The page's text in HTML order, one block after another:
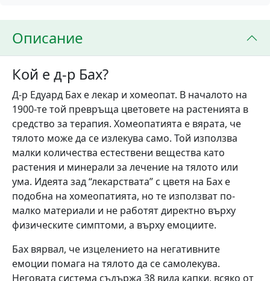
Описание
Кой е д-р Бах?
Д-р Едуард Бах е лекар и хомеопат. В началото на
1900-те той превръща цветовете на растенията в
средство за терапия. Хомеопатията е вярата, че
тялото може да се излекува само. Той използва
малки количества естествени вещества като
растения и минерали за лечение на тялото или
ума. Идеята зад “лекарствата” с цветя на Бах е
подобна на хомеопатията, но те използват по-
малко материали и не работят директно върху
физическите симптоми, а върху емоциите.
Бах вярвал, че изцелението на негативните
емоции помага на тялото да се самолекува.
Неговата система съдържа 38 вида капки, всяко от